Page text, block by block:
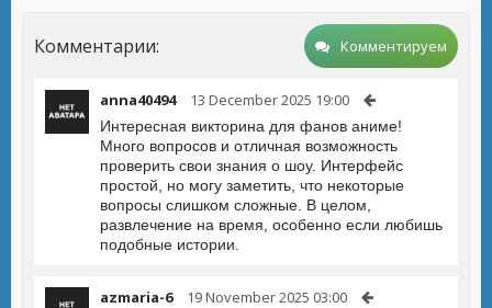
Комментарии: Комментируем
anna40494 13 December 2025 19:00
Интересная викторина для фанов аниме!
Много вопросов и отличная возможность
проверить свои знания о шоу. Интерфейс
простой, но могу заметить, что некоторые
вопросы слишком сложные. В целом,
развлечение на время, особенно если любишь
подобные истории.
azmaria-6 19 November 2025 03:00